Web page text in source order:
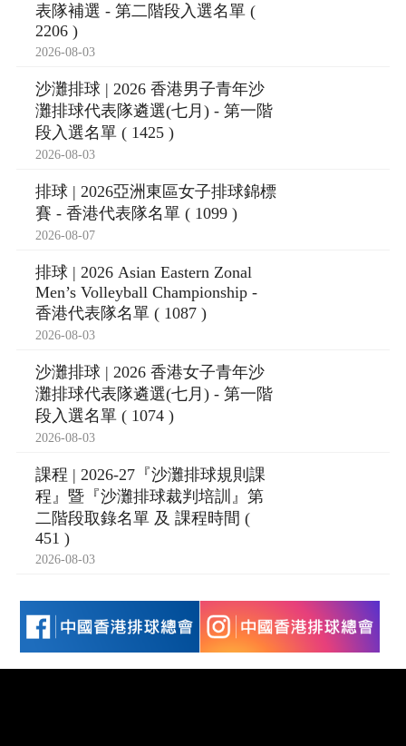
表隊補選 - 第二階段入選名單 (
2206 )
2026-08-03
沙灘排球 | 2026 香港男子青年沙
灘排球代表隊遴選(七月) - 第一階
段入選名單 ( 1425 )
2026-08-03
排球 | 2026亞洲東區女子排球錦標
賽 - 香港代表隊名單 ( 1099 )
2026-08-07
排球 | 2026 Asian Eastern Zonal
Men’s Volleyball Championship -
香港代表隊名單 ( 1087 )
2026-08-03
沙灘排球 | 2026 香港女子青年沙
灘排球代表隊遴選(七月) - 第一階
段入選名單 ( 1074 )
2026-08-03
課程 | 2026-27『沙灘排球規則課
程』暨『沙灘排球裁判培訓』第
二階段取錄名單 及 課程時間 (
451 )
2026-08-03